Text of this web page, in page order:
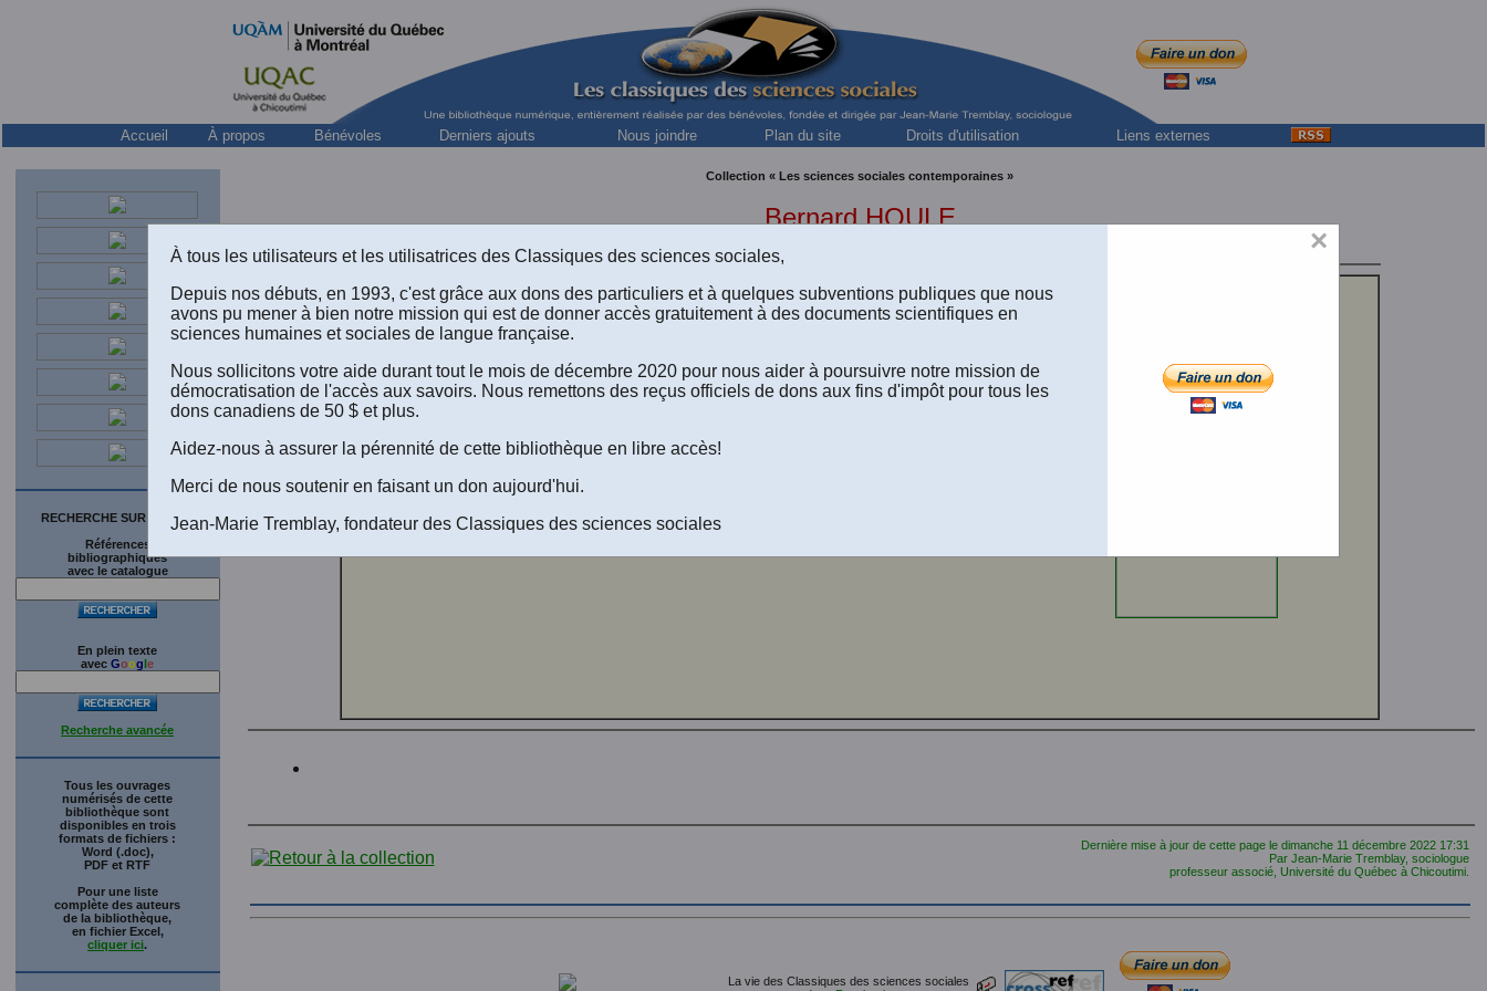
Accueil À propos Bénévoles Derniers ajouts Nous joindre Plan du site Droits d'utilisation Liens externes
RECHERCHE SUR LE SITE
Références
bibliographiques
avec le catalogue
En plein texte
avec Google
Recherche avancée
Tous les ouvrages
numérisés de cette
bibliothèque sont
disponibles en trois
formats de fichiers :
Word (.doc),
PDF et RTF
Pour une liste
complète des auteurs
de la bibliothèque,
en fichier Excel,
cliquer ici.
Collection « Les sciences sociales contemporaines »
Bernard HOULE
Bernard HOULE, “L’insécurité d’emploi.” In revue Interventions économiques
296 pp. Numéro intitulé: EMPLOI: L’ÉCLATEMENT ?”. [
Tremblay, économiste, et professeure à l'École des sciences de l'administration de la
TÉLUQ (UQÀM) nous a autorisé, le 25 septembre 2021, la diffusions en libre accès à
des sciences sociales.]
Dernière mise à jour de cette page le dimanche 11 décembre 2022 17:31
Par Jean-Marie Tremblay, sociologue
professeur associé, Université du Québec à Chicoutimi.
La vie des Classiques des sciences sociales
×
À tous les utilisateurs et les utilisatrices des Classiques des sciences sociales,
Depuis nos débuts, en 1993, c'est grâce aux dons des particuliers et à quelques subventions publiques que nous
avons pu mener à bien notre mission qui est de donner accès gratuitement à des documents scientifiques en
sciences humaines et sociales de langue française.
Nous sollicitons votre aide durant tout le mois de décembre 2020 pour nous aider à poursuivre notre mission de
démocratisation de l'accès aux savoirs. Nous remettons des reçus officiels de dons aux fins d'impôt pour tous les
dons canadiens de 50 $ et plus.
Aidez-nous à assurer la pérennité de cette bibliothèque en libre accès!
Merci de nous soutenir en faisant un don aujourd'hui.
Jean-Marie Tremblay, fondateur des Classiques des sciences sociales